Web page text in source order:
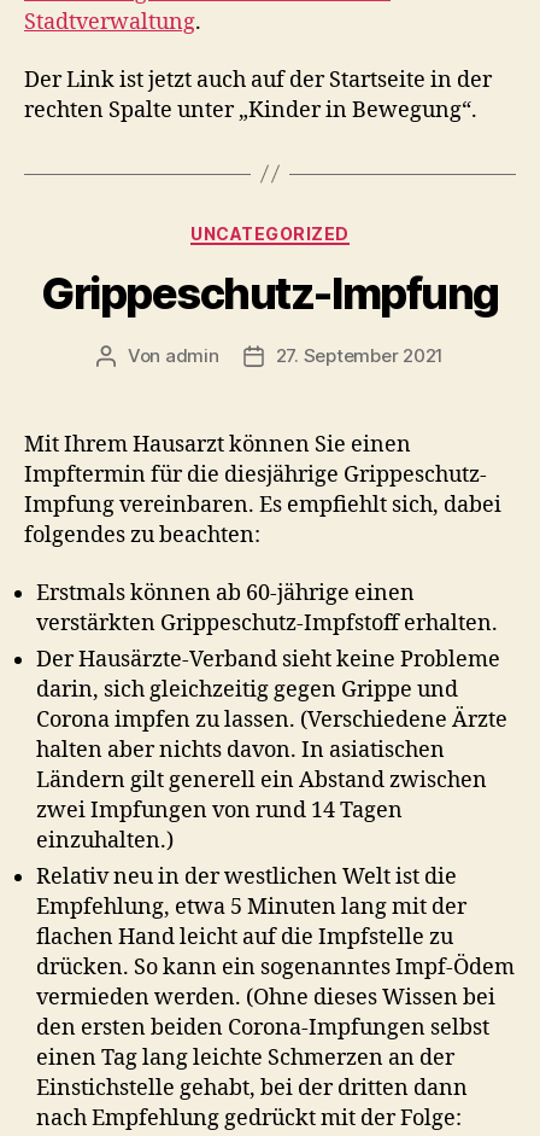
Stadtverwaltung.
Der Link ist jetzt auch auf der Startseite in der
rechten Spalte unter „Kinder in Bewegung“.
Kategorien
UNCATEGORIZED
Grippeschutz-Impfung
Beitragsautor
Von admin Veröffentlichungsdatum
27. September 2021
Mit Ihrem Hausarzt können Sie einen
Impftermin für die diesjährige Grippeschutz-
Impfung vereinbaren. Es empfiehlt sich, dabei
folgendes zu beachten:
Erstmals können ab 60-jährige einen
verstärkten Grippeschutz-Impfstoff erhalten.
Der Hausärzte-Verband sieht keine Probleme
darin, sich gleichzeitig gegen Grippe und
Corona impfen zu lassen. (Verschiedene Ärzte
halten aber nichts davon. In asiatischen
Ländern gilt generell ein Abstand zwischen
zwei Impfungen von rund 14 Tagen
einzuhalten.)
Relativ neu in der westlichen Welt ist die
Empfehlung, etwa 5 Minuten lang mit der
flachen Hand leicht auf die Impfstelle zu
drücken. So kann ein sogenanntes Impf-Ödem
vermieden werden. (Ohne dieses Wissen bei
den ersten beiden Corona-Impfungen selbst
einen Tag lang leichte Schmerzen an der
Einstichstelle gehabt, bei der dritten dann
nach Empfehlung gedrückt mit der Folge: